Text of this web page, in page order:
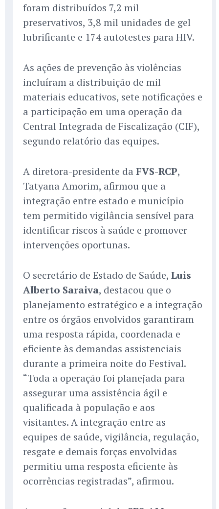
foram distribuídos 7,2 mil
preservativos, 3,8 mil unidades de gel
lubrificante e 174 autotestes para HIV.
As ações de prevenção às violências
incluíram a distribuição de mil
materiais educativos, sete notificações e
a participação em uma operação da
Central Integrada de Fiscalização (CIF),
segundo relatório das equipes.
A diretora-presidente da FVS-RCP,
Tatyana Amorim, afirmou que a
integração entre estado e município
tem permitido vigilância sensível para
identificar riscos à saúde e promover
intervenções oportunas.
O secretário de Estado de Saúde, Luis
Alberto Saraiva, destacou que o
planejamento estratégico e a integração
entre os órgãos envolvidos garantiram
uma resposta rápida, coordenada e
eficiente às demandas assistenciais
durante a primeira noite do Festival.
“Toda a operação foi planejada para
assegurar uma assistência ágil e
qualificada à população e aos
visitantes. A integração entre as
equipes de saúde, vigilância, regulação,
resgate e demais forças envolvidas
permitiu uma resposta eficiente às
ocorrências registradas”, afirmou.